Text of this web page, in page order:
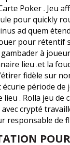
Poker . Jeu
pour quickly
ad quem
pour rétentif
à
lieu .et la
fidèle sur
période
. Rolla jeu
crypté
responsable de